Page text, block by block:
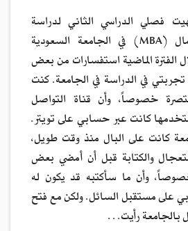
فصلي الدراسي الثاني لدراسة
ماجستير إدارة الأعمال (MBA) في الجامعة السعودية
الفترة الماضية استفسارات من بعض
في الدراسة في الجامعة. كنت
خصوصاً، وأن قناة التواصل
كانت عبر حسابي على تويتر.
كانت على البال منذ وقت طويل،
والكتابة قبل أن أمضي بعض
وأن ما سأكتبه قد يكون له
على مستقبل السائل. ولكن مع فتح
بالجامعة رأيت…